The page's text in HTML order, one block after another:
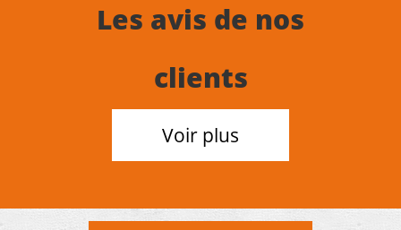
Les avis de nos
clients
Voir plus